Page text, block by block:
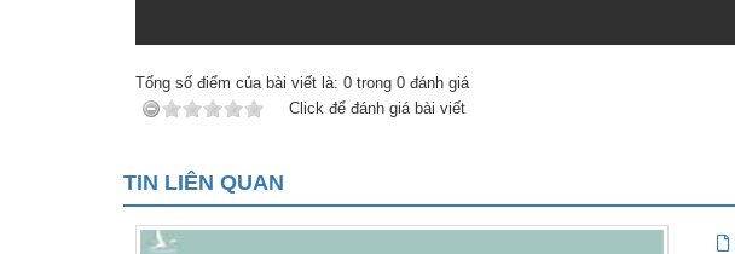
Tổng số điểm của bài viết là: 0 trong 0 đánh giá
Click để đánh giá bài viết
TIN LIÊN QUAN